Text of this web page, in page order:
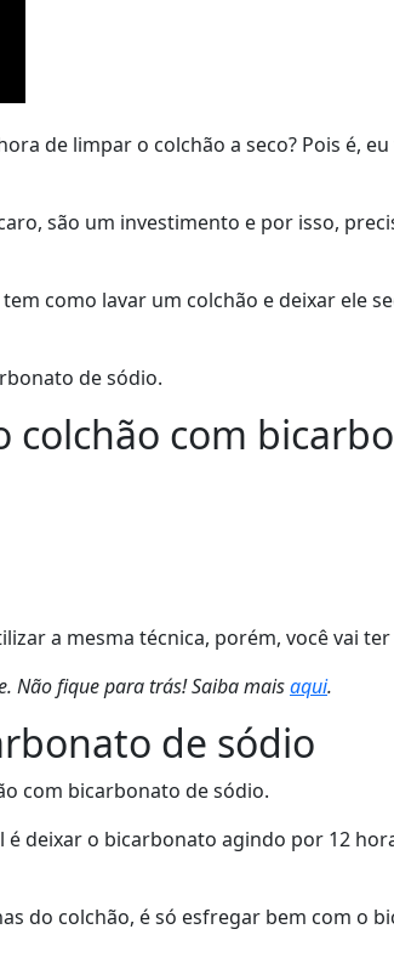
de limpar o colchão a seco? Pois é,
são um investimento e por isso,
como lavar um colchão e deixar ele
de sódio.
colchão com
a mesma técnica, porém, você vai
Não fique para trás! Saiba maisaqui.
de sódio
com bicarbonato de sódio.
deixar o bicarbonato agindo por 12
do colchão, é só esfregar bem com